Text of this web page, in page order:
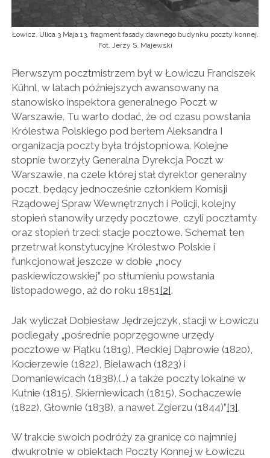
Łowicz. Ulica 3 Maja 13, fragment fasady dawnego budynku poczty konnej.
Fot. Jerzy S. Majewski
Pierwszym pocztmistrzem był w Łowiczu Franciszek
Kühnl, w latach późniejszych awansowany na
stanowisko inspektora generalnego Poczt w
Warszawie. Tu warto dodać, że od czasu powstania
Królestwa Polskiego pod berłem Aleksandra I
organizacja poczty była trójstopniowa. Kolejne
stopnie tworzyły Generalna Dyrekcja Poczt w
Warszawie, na czele której stał dyrektor generalny
poczt, będący jednocześnie członkiem Komisji
Rządowej Spraw Wewnętrznych i Policji, kolejny
stopień stanowiły urzędy pocztowe, czyli pocztamty
oraz stopień trzeci: stacje pocztowe. Schemat ten
przetrwał konstytucyjne Królestwo Polskie i
funkcjonował jeszcze w dobie „nocy
paskiewiczowskiej” po stłumieniu powstania
listopadowego, aż do roku 1851[2].
Jak wyliczał Dobiesław Jędrzejczyk, stacji w Łowiczu
podlegały „pośrednie poprzęgowne urzędy
pocztowe w Piątku (1819), Pleckiej Dąbrowie (1820),
Kocierzewie (1822), Bielawach (1823) i
Domaniewicach (1838).(…) a także poczty lokalne w
Kutnie (1815), Skierniewicach (1815), Sochaczewie
(1822), Głownie (1838), a nawet Zgierzu (1844)”[3].
W trakcie swoich podróży za granicę co najmniej
dwukrotnie w obiektach Poczty Konnej w Łowiczu